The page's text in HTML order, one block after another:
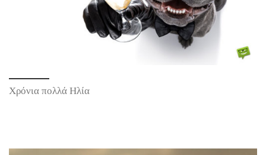
Χρόνια πολλά Ηλία